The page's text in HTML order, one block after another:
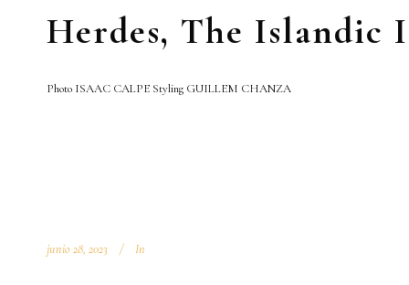
Herdes, The Islandic
Photo ISAAC CALPE Styling GUILLEM CHANZA
junio 28, 2023 In